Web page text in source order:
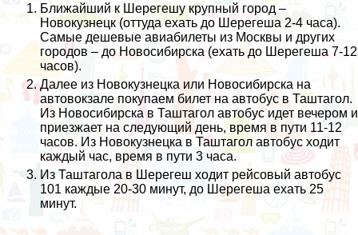
Ближайший к Шерегешу крупный город –
Новокузнецк (оттуда ехать до Шерегеша 2-4 часа).
Самые дешевые авиабилеты из Москвы и других
городов – до Новосибирска (ехать до Шерегеша 7-12
часов).
Далее из Новокузнецка или Новосибирска на
автовокзале покупаем билет на автобус в Таштагол.
Из Новосибирска в Таштагол автобус идет вечером и
приезжает на следующий день, время в пути 11-12
часов. Из Новокузнецка в Таштагол автобус ходит
каждый час, время в пути 3 часа.
Из Таштагола в Шерегеш ходит рейсовый автобус
101 каждые 20-30 минут, до Шерегеша ехать 25
минут.